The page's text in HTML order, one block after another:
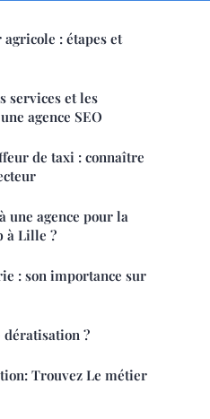
: étapes et
services et les
agence SEO
de taxi : connaître
une agence pour la
à Lille ?
: son importance sur
dératisation ?
Trouvez Le métier